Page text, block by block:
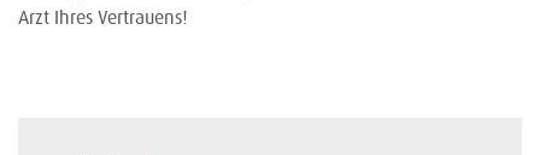
Arzt Ihres Vertrauens!